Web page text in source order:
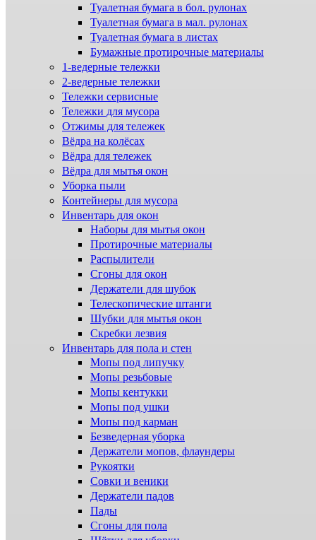
Туалетная бумага в бол. рулонах
Туалетная бумага в мал. рулонах
Туалетная бумага в листах
Бумажные протирочные материалы
1-ведерные тележки
2-ведерные тележки
Тележки сервисные
Тележки для мусора
Отжимы для тележек
Вёдра на колёсах
Вёдра для тележек
Вёдра для мытья окон
Уборка пыли
Контейнеры для мусора
Инвентарь для окон
Наборы для мытья окон
Протирочные материалы
Распылители
Сгоны для окон
Держатели для шубок
Телескопические штанги
Шубки для мытья окон
Скребки лезвия
Инвентарь для пола и стен
Мопы под липучку
Мопы резьбовые
Мопы кентукки
Мопы под ушки
Мопы под карман
Безведерная уборка
Держатели мопов, флаундеры
Рукоятки
Совки и веники
Держатели падов
Пады
Сгоны для пола